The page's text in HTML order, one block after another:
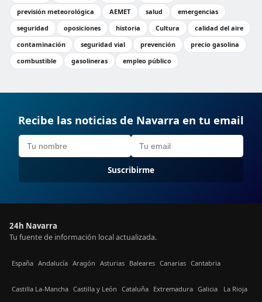
previsión meteorológica
AEMET salud
emergencias
seguridad
oposiciones historia Cultura
calidad del aire
contaminación
seguridad vial prevención
precio gasolina
combustible
gasolineras empleo público
Recibe las noticias de Navarra en tu email
Suscribirme
24h Navarra
Tu fuente de información local actualizada.
España Andalucía Aragón Asturias Baleares Canarias Cantabria
Castilla La-Mancha Castilla y León Cataluña Extremadura Galicia La Rioja